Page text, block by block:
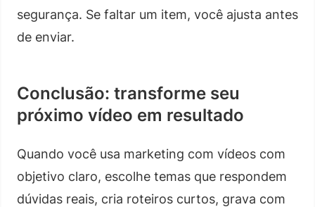
segurança. Se faltar um item, você ajusta antes
de enviar.
Conclusão: transforme seu
próximo vídeo em resultado
Quando você usa marketing com vídeos com
objetivo claro, escolhe temas que respondem
dúvidas reais, cria roteiros curtos, grava com